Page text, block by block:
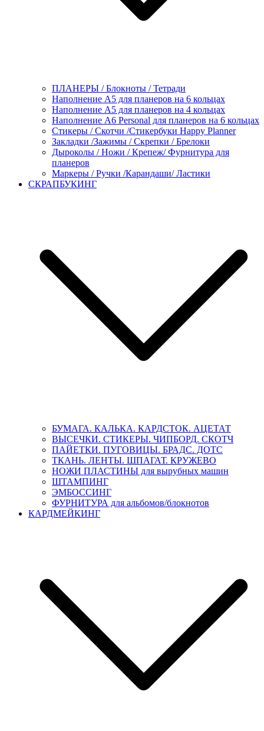
ПЛАНЕРЫ / Блокноты / Тетради
Наполнение А5 для планеров на 6 кольцах
Наполнение А5 для планеров на 4 кольцах
Наполнение А6 Personal для планеров на 6 кольцах
Стикеры / Скотчи /Стикербуки Happy Planner
Закладки /Зажимы / Скрепки / Брелоки
Дыроколы / Ножи / Крепеж/ Фурнитура для
планеров
Маркеры / Ручки /Карандаши/ Ластики
СКРАПБУКИНГ
БУМАГА. КАЛЬКА. КАРДСТОК. АЦЕТАТ
ВЫСЕЧКИ. СТИКЕРЫ. ЧИПБОРД. СКОТЧ
ПАЙЕТКИ. ПУГОВИЦЫ. БРАДС. ДОТС
ТКАНЬ. ЛЕНТЫ. ШПАГАТ. КРУЖЕВО
НОЖИ ПЛАСТИНЫ для вырубных машин
ШТАМПИНГ
ЭМБОССИНГ
ФУРНИТУРА для альбомов/блокнотов
КАРДМЕЙКИНГ